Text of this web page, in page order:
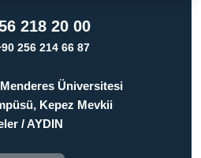
218 20 00
256 214 66 87
Üniversitesi
Kepez Mevkii
/ AYDIN